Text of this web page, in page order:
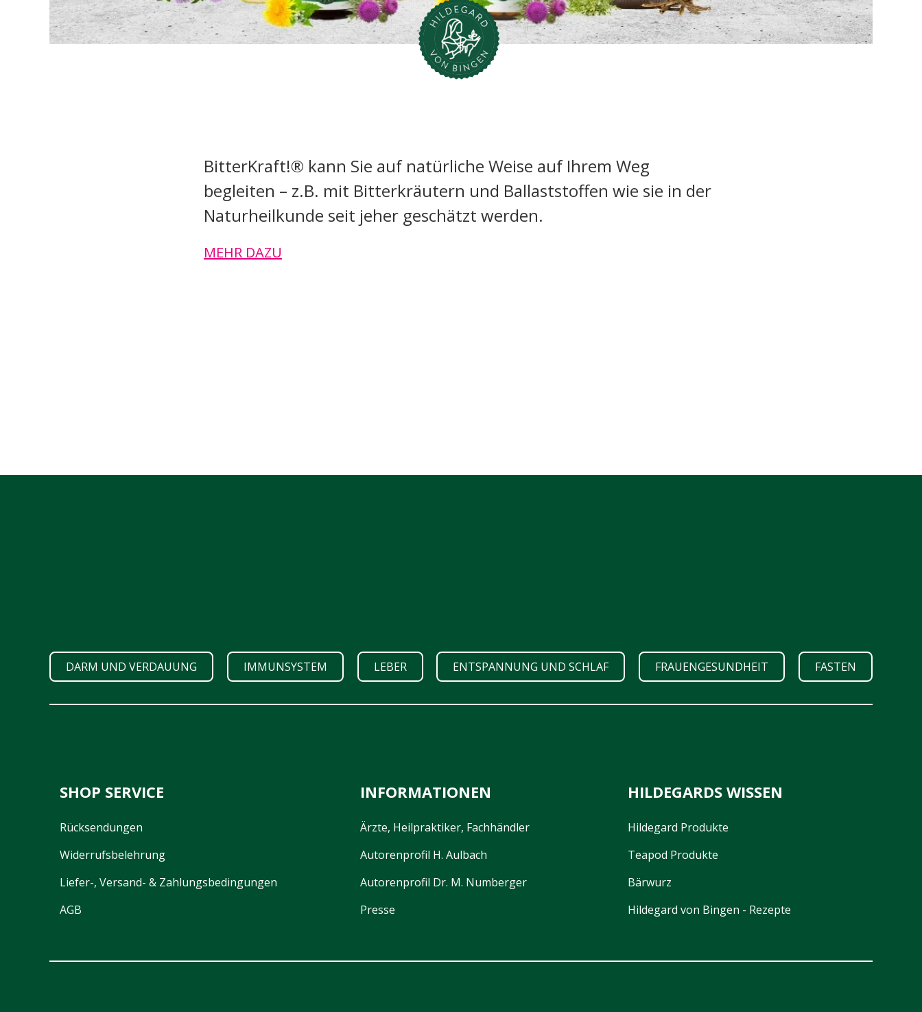
BitterKraft!® kann Sie auf natürliche Weise auf Ihrem Weg
begleiten – z.B. mit Bitterkräutern und Ballaststoffen wie sie in der
Naturheilkunde seit jeher geschätzt werden.
MEHR DAZU
DARM UND VERDAUUNG IMMUNSYSTEM LEBER ENTSPANNUNG UND SCHLAF FRAUENGESUNDHEIT FASTEN
SHOP SERVICE
Rücksendungen
Widerrufsbelehrung
Liefer-, Versand- & Zahlungsbedingungen
AGB
INFORMATIONEN
Ärzte, Heilpraktiker, Fachhändler
Autorenprofil H. Aulbach
Autorenprofil Dr. M. Numberger
Presse
HILDEGARDS WISSEN
Hildegard Produkte
Teapod Produkte
Bärwurz
Hildegard von Bingen - Rezepte